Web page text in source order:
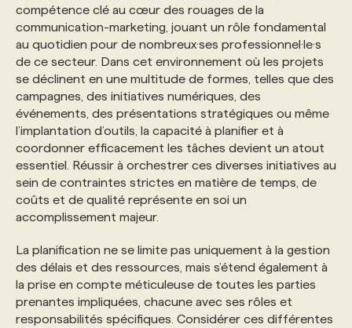
compétence clé au cœur des rouages de la
communication-marketing, jouant un rôle fondamental
au quotidien pour de nombreux·ses professionnel·le·s
de ce secteur. Dans cet environnement où les projets
se déclinent en une multitude de formes, telles que des
campagnes, des initiatives numériques, des
événements, des présentations stratégiques ou même
l’implantation d’outils, la capacité à planifier et à
coordonner efficacement les tâches devient un atout
essentiel. Réussir à orchestrer ces diverses initiatives au
sein de contraintes strictes en matière de temps, de
coûts et de qualité représente en soi un
accomplissement majeur.
La planification ne se limite pas uniquement à la gestion
des délais et des ressources, mais s’étend également à
la prise en compte méticuleuse de toutes les parties
prenantes impliquées, chacune avec ses rôles et
responsabilités spécifiques. Considérer ces différentes